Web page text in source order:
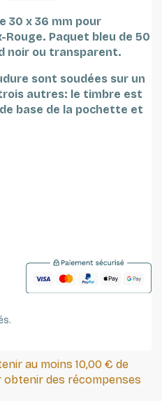
30 x 36 mm pour
Rouge. Paquet bleu de 50
noir ou transparent.
sont soudées sur un
autres: le timbre est
base de la pochette et
au moins 10,00 € de
des récompenses